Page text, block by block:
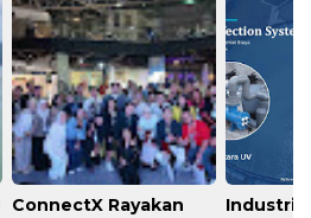
ConnectX Rayakan
Industri